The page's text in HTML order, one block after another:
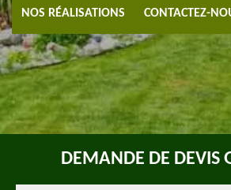
NOS RÉALISATIONS CONTACTEZ-
DEMANDE DE DEVIS